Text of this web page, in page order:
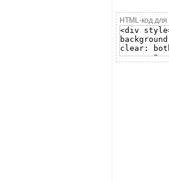
HTML-код